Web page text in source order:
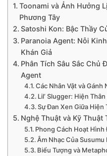
Toonami và Ảnh Hưởng
Phương Tây
Satoshi Kon: Bậc Thầy
Paranoia Agent: Nỗi
Khán Giả
Phân Tích Sâu Sắc Chủ
Agent
Các Nhân Vật và Gánh
Lil’ Slugger: Hiện
Sự Đan Xen Giữa Hiện
Nghệ Thuật và Kỹ Thuật
Phong Cách Hoạt Hình
Âm Nhạc Của Susumu
Biểu Tượng và